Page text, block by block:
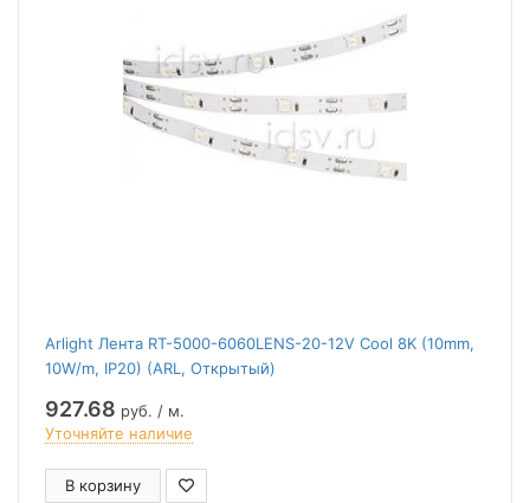
Arlight Лента RT-5000-6060LENS-20-12V Cool 8K (10mm,
10W/m, IP20) (ARL, Открытый)
927.68 руб. / м.
Уточняйте наличие
В корзину